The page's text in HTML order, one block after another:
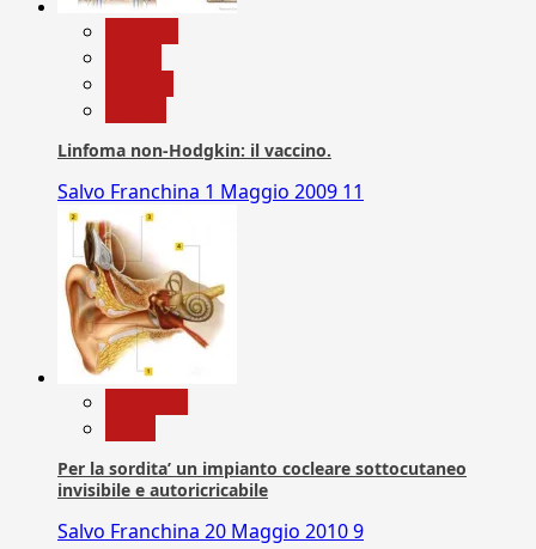
Linfoma non-Hodgkin: il vaccino.
Salvo Franchina 1 Maggio 2009 11
Per la sordita’ un impianto cocleare sottocutaneo
invisibile e autoricricabile
Salvo Franchina 20 Maggio 20109